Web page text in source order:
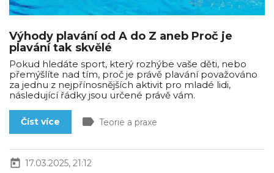
Výhody plavání od A do Z aneb Proč je
plavání tak skvělé
Pokud hledáte sport, který rozhýbe vaše děti, nebo
přemýšlíte nad tím, proč je právě plavání považováno
za jednu z nejpřínosnějších aktivit pro mladé lidi,
následující řádky jsou určené právě vám.
Číst více label Teorie a praxe
today 17.03.2025, 21:12